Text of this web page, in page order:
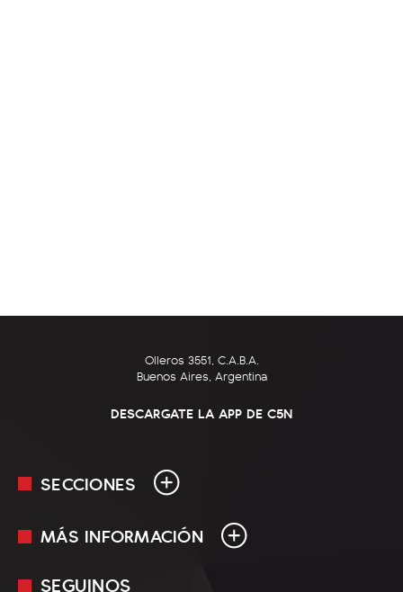
Olleros 3551, C.A.B.A.
Buenos Aires, Argentina
DESCARGATE LA APP DE C5N
SECCIONES
En Vivo
MÁS INFORMACIÓN
SEGUINOS